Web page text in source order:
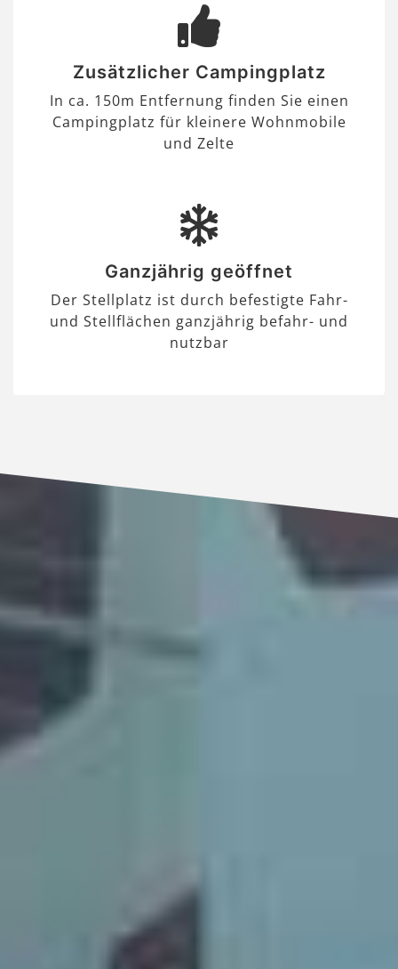
Zusätzlicher Campingplatz
In ca. 150m Entfernung finden Sie einen
Campingplatz für kleinere Wohnmobile
und Zelte
Ganzjährig geöffnet
Der Stellplatz ist durch befestigte Fahr-
und Stellflächen ganzjährig befahr- und
nutzbar